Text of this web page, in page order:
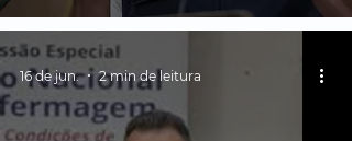
16 de jun. 2 min de leitura